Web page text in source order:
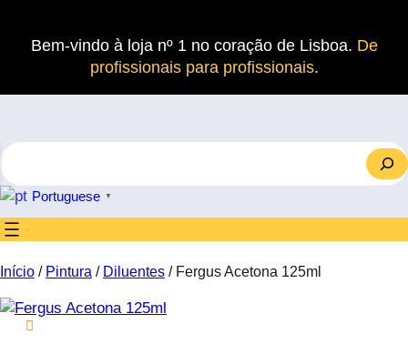
Bem-vindo à loja nº 1 no coração de Lisboa. De
profissionais para profissionais.
S
e
a
r
c
Portuguese ▼
Início / Pintura / Diluentes / Fergus Acetona 125ml